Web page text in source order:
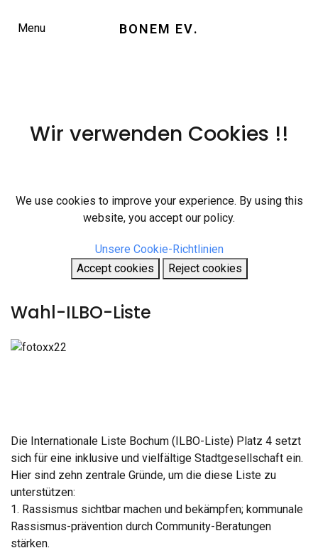
Menu BONEM EV.
Wir verwenden Cookies !!
We use cookies to improve your experience. By using this
website, you accept our policy.
Unsere Cookie-Richtlinien
Accept cookies
Reject cookies
Wahl-ILBO-Liste
Die Internationale Liste Bochum (ILBO-Liste) Platz 4 setzt
sich für eine inklusive und vielfältige Stadtgesellschaft ein.
Hier sind zehn zentrale Gründe, um die diese Liste zu
unterstützen:
1. Rassismus sichtbar machen und bekämpfen; kommunale
Rassismus-prävention durch Community-Beratungen
stärken.